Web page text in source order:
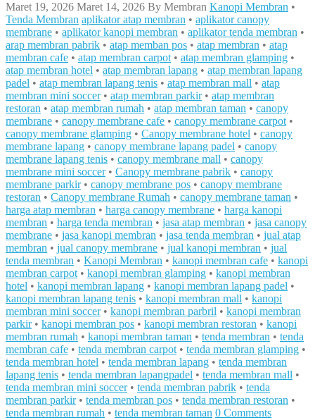
Maret 19, 2026 Maret 14, 2026 By Membran Kanopi Membran •
Tenda Membran aplikator atap membran • aplikator canopy
membrane • aplikator kanopi membran • aplikator tenda membran •
arap membran pabrik • atap memban pos • atap membran • atap
membran cafe • atap membran carpot• atap membran glamping •
atap membran hotel • atap membran lapang • atap membran lapang
padel • atap membran lapang tenis • atap membran mall • atap
membran mini soccer• atap membran parkir• atap membran
restoran • atap membran rumah • atap membran taman • canopy
membrane • canopy membrane cafe • canopy membrane carpot•
canopy membrane glamping • Canopy membrane hotel • canopy
membrane lapang • canopy membrane lapang padel • canopy
membrane lapang tenis • canopy membrane mall • canopy
membrane mini soccer• Canopy membrane pabrik • canopy
membrane parkir• canopy membrane pos • canopy membrane
restoran • Canopy membrane Rumah • canopy membrane taman •
harga atap membran • harga canopy membrane • harga kanopi
membran • harga tenda membran • jasa atap membran • jasa canopy
membrane • jasa kanopi membran • jasa tenda membran • jual atap
membran • jual canopy membrane • jual kanopi membran • jual
tenda membran • Kanopi Membran • kanopi membran cafe • kanopi
membran carpot• kanopi membran glamping • kanopi membran
hotel • kanopi membran lapang • kanopi membran lapang padel •
kanopi membran lapang tenis • kanopi membran mall • kanopi
membran mini soccer• kanopi membran parbril • kanopi membran
parkir• kanopi membran pos • kanopi membran restoran • kanopi
membran rumah • kanopi membran taman • tenda membran • tenda
membran cafe • tenda membran carpot• tenda membran glamping •
tenda membran hotel • tenda membran lapang • tenda membran
lapang tenis • tenda membran lapangpadel • tenda membran mall •
tenda membran mini soccer• tenda membran pabrik • tenda
membran parkir• tenda membran pos • tenda membran restoran •
tenda membran rumah • tenda membran taman 0 Comments